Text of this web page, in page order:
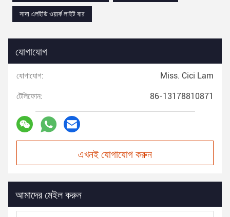
সাদা এলইডি ওয়ার্ক লাইট বার
যোগাযোগ
যোগাযোগ: Miss. Cici Lam
টেলিফোন: 86-13178810871
এখনই যোগাযোগ করুন
আমাদের মেইল করুন